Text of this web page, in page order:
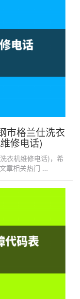
市格兰仕洗衣
修电话)
衣机维修电话)，希
章相关热门 ...